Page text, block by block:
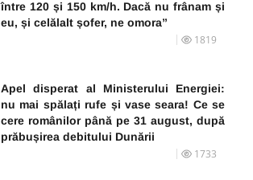
între 120 și 150 km/h. Dacă nu frânam și
eu, și celălalt șofer, ne omora”
1819
Apel disperat al Ministerului Energiei:
nu mai spălați rufe și vase seara! Ce se
cere românilor până pe 31 august, după
prăbușirea debitului Dunării
1733